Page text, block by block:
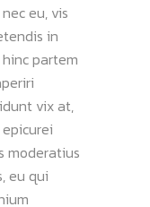
eu, vis
in
partem
vix at,
moderatius
eu qui